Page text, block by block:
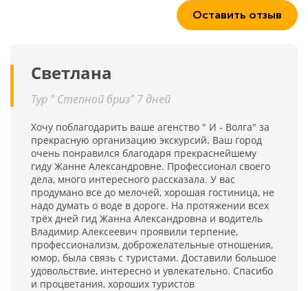
Оставить отзыв
Светлана
Тур " Степной бриз" 7 дней
Хочу поблагодарить ваше агенство " И - Волга" за
прекрасную организацию экскурсий. Ваш город
очень понравился благодаря прекраснейшему
гиду Жанне Александровне. Профессионал своего
дела, много интересного рассказала. У вас
продумано все до мелочей, хорошая гостиница, не
надо думать о воде в дороге. На протяжении всех
трёх дней гид Жанна Александровна и водитель
Владимир Алексеевич проявили терпение,
профессионализм, доброжелательные отношения,
юмор, была связь с туристами. Доставили большое
удовольствие, интересно и увлекательно. Спасибо
и процветания, хороших туристов